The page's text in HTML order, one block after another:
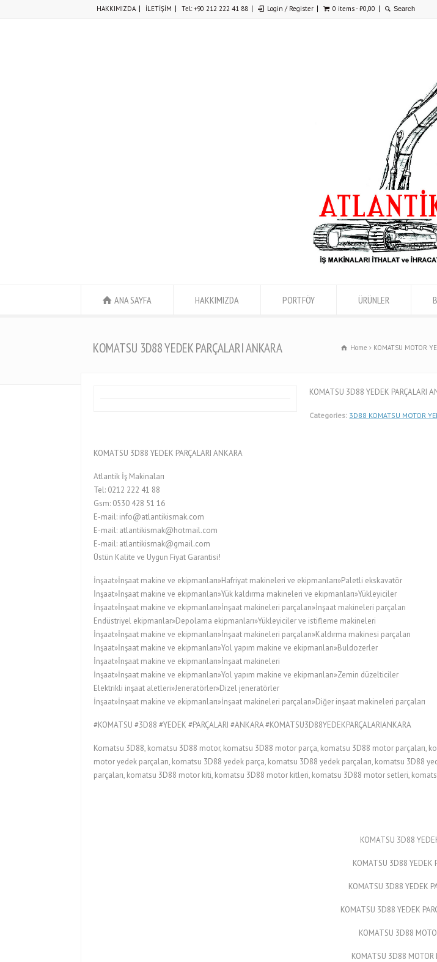
HAKKIMIZDA İLETİŞİM Tel: +90 212 222 41 88 Login / Register 0 items -₺0,00
ANA SAYFA HAKKIMIZDA PORTFÖY ÜRÜNLER
KOMATSU 3D88 YEDEK PARÇALARI ANKARA Home KOMATSU MOTOR
KOMATSU 3D88 YEDEK PARÇALARI
Categories: 3D88 KOMATSU MOTOR
KOMATSU 3D88 YEDEK PARÇALARI ANKARA
Atlantik İş Makinaları
Tel: 0212 222 41 88
Gsm: 0530 428 51 16
E-mail: info@atlantikismak.com
E-mail: atlantikismak@hotmail.com
E-mail: atlantikismak@gmail.com
Üstün Kalite ve Uygun Fiyat Garantisi!
İnşaat»İnşaat makine ve ekipmanları»Hafriyat makineleri ve ekipmanları»Paletli ekskavatör
İnşaat»İnşaat makine ve ekipmanları»Yük kaldırma makineleri ve ekipmanları»Yükleyiciler
İnşaat»İnşaat makine ve ekipmanları»İnşaat makineleri parçaları»İnşaat makineleri parçaları
Endüstriyel ekipmanlar»Depolama ekipmanları»Yükleyiciler ve istifleme makineleri
İnşaat»İnşaat makine ve ekipmanları»İnşaat makineleri parçaları»Kaldırma makinesi parçaları
İnşaat»İnşaat makine ve ekipmanları»Yol yapım makine ve ekipmanları»Buldozerler
İnşaat»İnşaat makine ve ekipmanları»İnşaat makineleri
İnşaat»İnşaat makine ve ekipmanları»Yol yapım makine ve ekipmanları»Zemin düzelticiler
Elektrikli inşaat aletleri»Jeneratörler»Dizel jeneratörler
İnşaat»İnşaat makine ve ekipmanları»İnşaat makineleri parçaları»Diğer inşaat makineleri parçaları
#KOMATSU #3D88 #YEDEK #PARÇALARI #ANKARA #KOMATSU3D88YEDEKPARÇALARIANKARA
Komatsu 3D88, komatsu 3D88 motor, komatsu 3D88 motor parça, komatsu 3D88 motor parçaları,
motor yedek parçaları, komatsu 3D88 yedek parça, komatsu 3D88 yedek parçaları, komatsu 3D88
parçaları, komatsu 3D88 motor kiti, komatsu 3D88 motor kitleri, komatsu 3D88 motor setleri,
KOMATSU 3D88
KOMATSU 3D88 YEDEK
KOMATSU 3D88 YEDEK
KOMATSU 3D88 YEDEK
KOMATSU 3D88
KOMATSU 3D88 MOTOR